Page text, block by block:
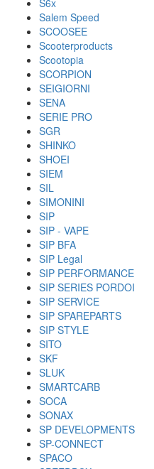
S6x
Salem Speed
SCOOSEE
Scooterproducts
Scootopia
SCORPION
SEIGIORNI
SENA
SERIE PRO
SGR
SHINKO
SHOEI
SIEM
SIL
SIMONINI
SIP
SIP - VAPE
SIP BFA
SIP Legal
SIP PERFORMANCE
SIP SERIES PORDOI
SIP SERVICE
SIP SPAREPARTS
SIP STYLE
SITO
SKF
SLUK
SMARTCARB
SOCA
SONAX
SP DEVELOPMENTS
SP-CONNECT
SPACO